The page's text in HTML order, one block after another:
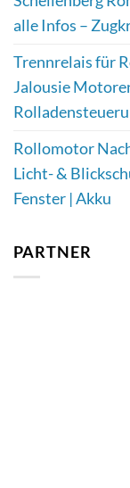
alle Infos –
Trennrelais für
Jalousie
Rollomotor
Licht- &
Fenster | Akku
PARTNER